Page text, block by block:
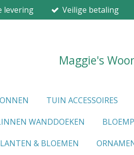
levering Veilige betaling
Maggie's
TUIN ACCESSOIRES
WANDDOEKEN
& BLOEMEN